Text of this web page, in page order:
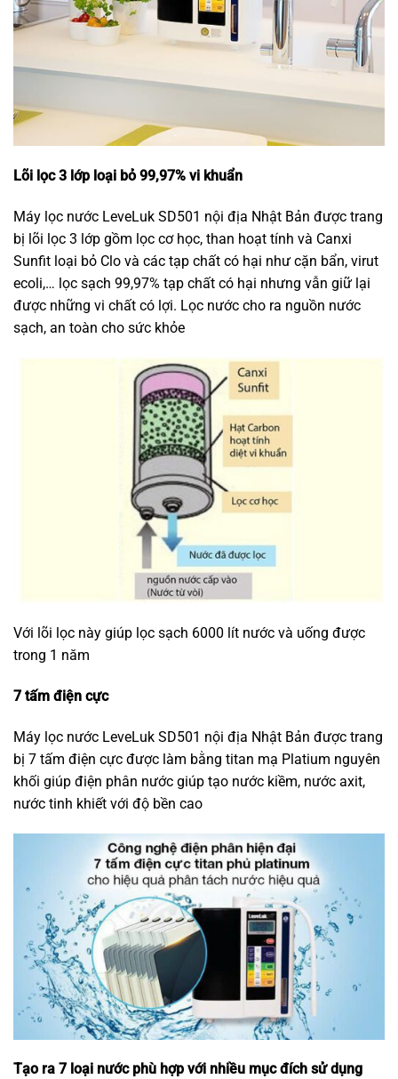
Lõi lọc 3 lớp loại bỏ 99,97% vi khuẩn
Máy lọc nước LeveLuk SD501 nội địa Nhật Bản được trang
bị lõi lọc 3 lớp gồm lọc cơ học, than hoạt tính và Canxi
Sunfit loại bỏ Clo và các tạp chất có hại như cặn bẩn, virut
ecoli,… lọc sạch 99,97% tạp chất có hại nhưng vẫn giữ lại
được những vi chất có lợi. Lọc nước cho ra nguồn nước
sạch, an toàn cho sức khỏe
Với lõi lọc này giúp lọc sạch 6000 lít nước và uống được
trong 1 năm
7 tấm điện cực
Máy lọc nước LeveLuk SD501 nội địa Nhật Bản được trang
bị 7 tấm điện cực được làm bằng titan mạ Platium nguyên
khối giúp điện phân nước giúp tạo nước kiềm, nước axit,
nước tinh khiết với độ bền cao
Tạo ra 7 loại nước phù hợp với nhiều mục đích sử dụng